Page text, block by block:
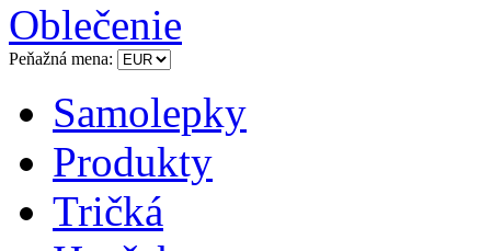
Oblečenie
Peňažná mena:
Samolepky
Produkty
Tričká